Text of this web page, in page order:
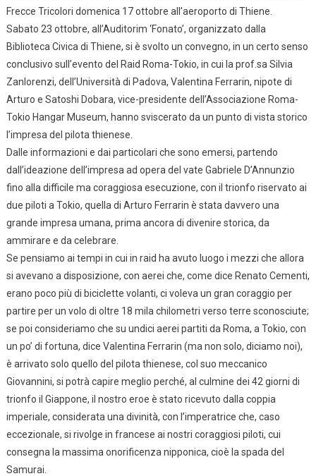
Frecce Tricolori domenica 17 ottobre all’aeroporto di Thiene.
Sabato 23 ottobre, all’Auditorim ‘Fonato’, organizzato dalla
Biblioteca Civica di Thiene, si è svolto un convegno, in un certo senso
conclusivo sull’evento del Raid Roma-Tokio, in cui la prof.sa Silvia
Zanlorenzi, dell’Università di Padova, Valentina Ferrarin, nipote di
Arturo e Satoshi Dobara, vice-presidente dell’Associazione Roma-
Tokio Hangar Museum, hanno sviscerato da un punto di vista storico
l’impresa del pilota thienese.
Dalle informazioni e dai particolari che sono emersi, partendo
dall’ideazione dell’impresa ad opera del vate Gabriele D’Annunzio
fino alla difficile ma coraggiosa esecuzione, con il trionfo riservato ai
due piloti a Tokio, quella di Arturo Ferrarin è stata davvero una
grande impresa umana, prima ancora di divenire storica, da
ammirare e da celebrare.
Se pensiamo ai tempi in cui in raid ha avuto luogo i mezzi che allora
si avevano a disposizione, con aerei che, come dice Renato Cementi,
erano poco più di biciclette volanti, ci voleva un gran coraggio per
partire per un volo di oltre 18 mila chilometri verso terre sconosciute;
se poi consideriamo che su undici aerei partiti da Roma, a Tokio, con
un po’ di fortuna, dice Valentina Ferrarin (ma non solo, diciamo noi),
è arrivato solo quello del pilota thienese, col suo meccanico
Giovannini, si potrà capire meglio perché, al culmine dei 42 giorni di
trionfo il Giappone, il nostro eroe è stato ricevuto dalla coppia
imperiale, considerata una divinità, con l’imperatrice che, caso
eccezionale, si rivolge in francese ai nostri coraggiosi piloti, cui
consegna la massima onorificenza nipponica, cioè la spada del
Samurai.